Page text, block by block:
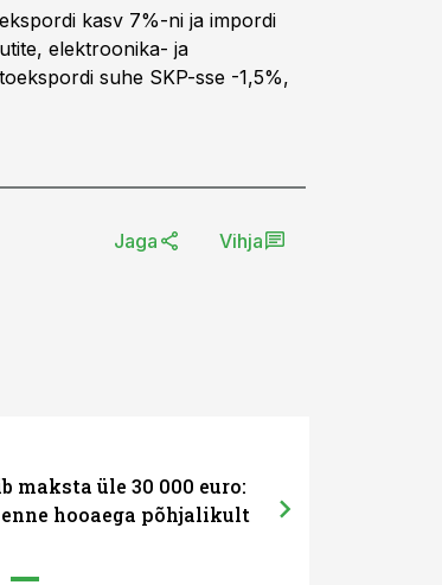
kasv 7%-ni ja impordi
elektroonika- ja
suhe SKP-sse -1,5%,
Jaga Vihja
maksta üle 30 000 euro:
hooaega põhjalikult